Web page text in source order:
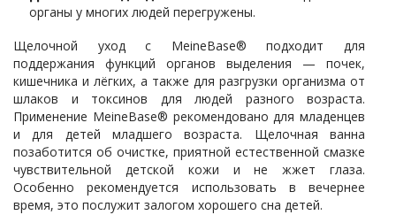
органы у многих людей перегружены.
Щелочной уход с MeineBase® подходит для
поддержания функций органов выделения — почек,
кишечника и лёгких, а также для разгрузки организма от
шлаков и токсинов для людей разного возраста.
Применение MeineBase® рекомендовано для младенцев
и для детей младшего возраста. Щелочная ванна
позаботится об очистке, приятной естественной смазке
чувствительной детской кожи и не жжет глаза.
Особенно рекомендуется использовать в вечернее
время, это послужит залогом хорошего сна детей.